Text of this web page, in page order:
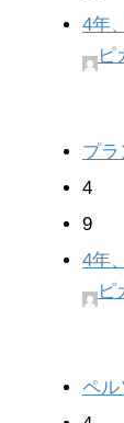
4年
ピ
プ
4
9
4年
ピ
ペル